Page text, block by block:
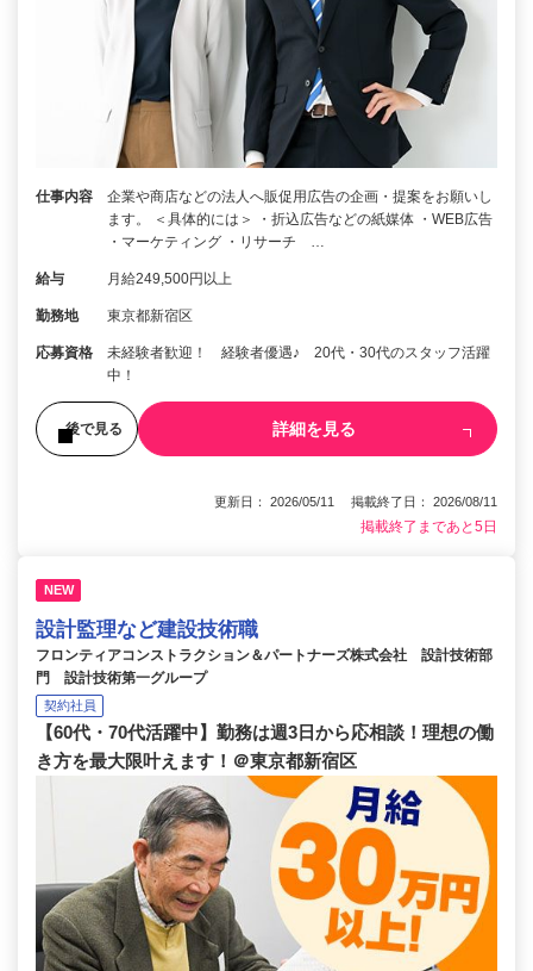
仕事内容
企業や商店などの法人へ販促用広告の企画・提案をお願いし
ます。 ＜具体的には＞ ・折込広告などの紙媒体 ・WEB広告
・マーケティング ・リサーチ …
給与 月給249,500円以上
勤務地 東京都新宿区
応募資格
未経験者歓迎！ 経験者優遇♪ 20代・30代のスタッフ活躍
中！
後で見る 詳細を見る
更新日： 2026/05/11 掲載終了日： 2026/08/11
掲載終了まであと5日
NEW
設計監理など建設技術職
フロンティアコンストラクション＆パートナーズ株式会社 設計技術部
門 設計技術第一グループ
契約社員
【60代・70代活躍中】勤務は週3日から応相談！理想の働
き方を最大限叶えます！＠東京都新宿区